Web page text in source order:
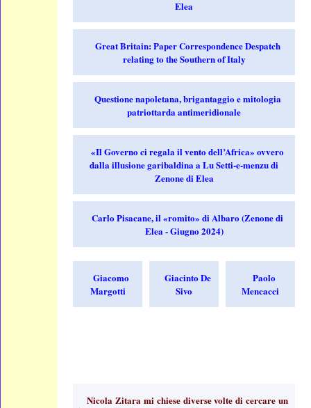
Elea
Great Britain: Paper Correspondence Despatch
relating to the Southern of Italy
Questione napoletana, brigantaggio e mitologia
patriottarda antimeridionale
«Il Governo ci regala il vento dell’Africa» ovvero
dalla illusione garibaldina a Lu Setti-e-menzu di
Zenone di Elea
Carlo Pisacane, il «romito» di Albaro (Zenone di
Elea - Giugno 2024)
Giacomo
Margotti
Giacinto De
Sivo
Paolo
Mencacci
Nicola Zitara mi chiese diverse volte di cercare un